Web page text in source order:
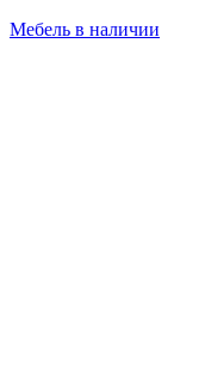
Мебель в наличии